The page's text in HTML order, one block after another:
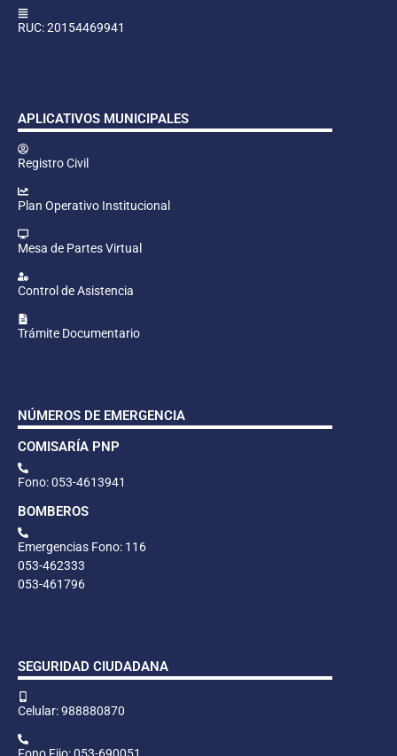
RUC: 20154469941
APLICATIVOS MUNICIPALES
Registro Civil
Plan Operativo Institucional
Mesa de Partes Virtual
Control de Asistencia
Trámite Documentario
NÚMEROS DE EMERGENCIA
COMISARÍA PNP
Fono: 053-4613941
BOMBEROS
Emergencias Fono: 116
053-462333
053-461796
SEGURIDAD CIUDADANA
Celular: 988880870
Fono Fijo: 053-690051